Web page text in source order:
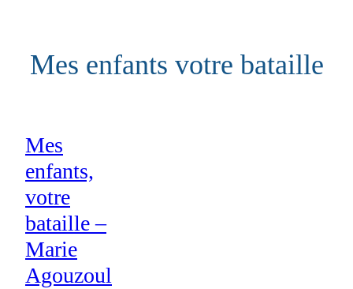
contenuMes enfants votre bataille
Mes
enfants,
votre
bataille –
Marie
Agouzoul